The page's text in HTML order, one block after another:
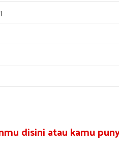
disini atau kamu